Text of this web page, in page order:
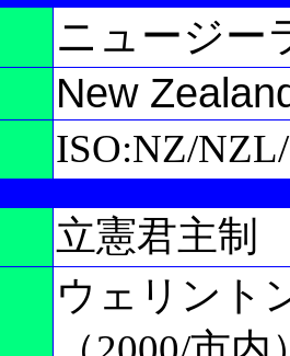
ニュージー
New
ISO:NZ/
立憲君主制
ウェリント